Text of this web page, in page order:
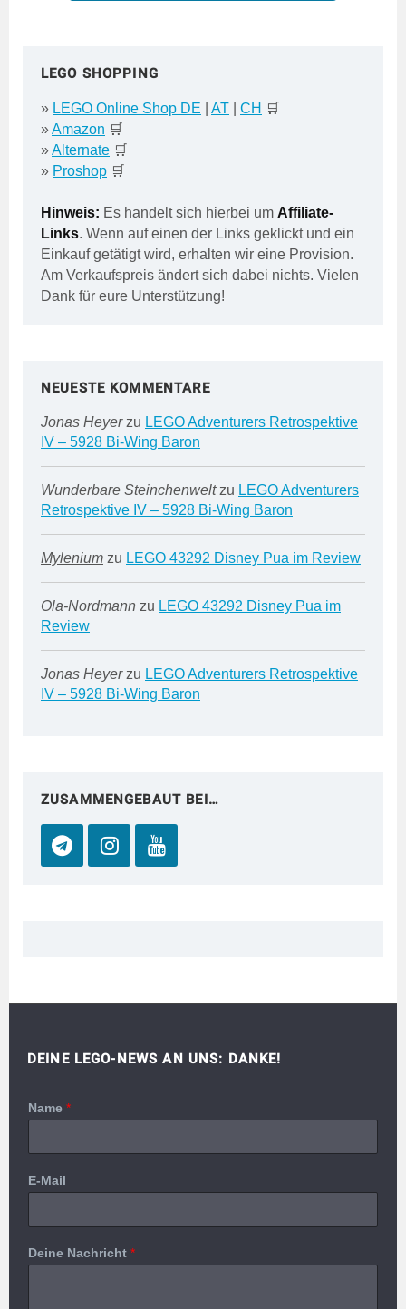
LEGO SHOPPING
» LEGO Online Shop DE AT CH 🛒
»Amazon 🛒
»Alternate 🛒
» Proshop 🛒
Hinweis: Es handelt sich hierbei um Affiliate-
Links. Wenn auf einen der Links geklickt und ein
Einkauf getätigt wird, erhalten wir eine Provision.
Am Verkaufspreis ändert sich dabei nichts. Vielen
Dank für eure Unterstützung!
NEUESTE KOMMENTARE
Jonas Heyerzu LEGO Adventurers Retrospektive
IV – 5928 Bi-Wing Baron
Wunderbare Steinchenweltzu LEGO Adventurers
Retrospektive IV – 5928 Bi-Wing Baron
Mylenium zu LEGO 43292 Disney Pua im Review
Ola-Nordmann zu LEGO 43292 Disney Pua im
Review
Jonas Heyerzu LEGO Adventurers Retrospektive
IV – 5928 Bi-Wing Baron
ZUSAMMENGEBAUT BEI…
DEINE LEGO-NEWS AN UNS: DANKE!
Name *
E-Mail
Deine Nachricht *